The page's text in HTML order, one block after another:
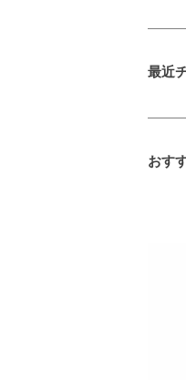
最近
おす